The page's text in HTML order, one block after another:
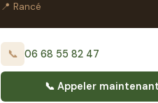
📍 Rancé
📞 06 68 55 82 47
📞 Appeler maintenant